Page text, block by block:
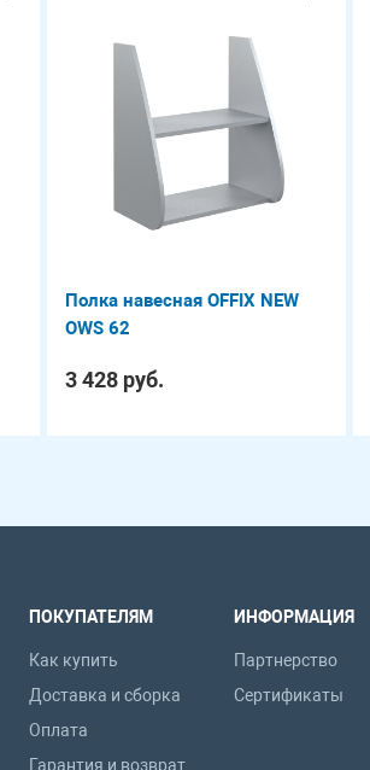
Полка навесная OFFIX NEW
OWS 62
3 428 руб.
ПОКУПАТЕЛЯМ
Как купить
Доставка и сборка
Оплата
Гарантия и возврат
ИНФОРМАЦИЯ
Партнерство
Сертификаты